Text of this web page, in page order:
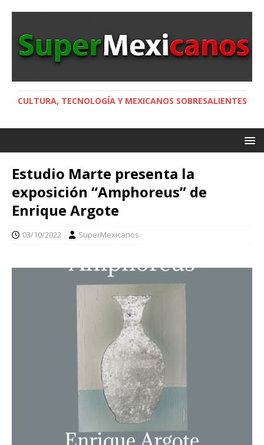
CULTURA, TECNOLOGÍA Y MEXICANOS SOBRESALIENTES
Estudio Marte presenta la
exposición “Amphoreus” de
Enrique Argote
03/10/2022 SuperMexicanos